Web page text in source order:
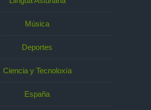
Música
Deportes
Ciencia y Tecnoloxía
España